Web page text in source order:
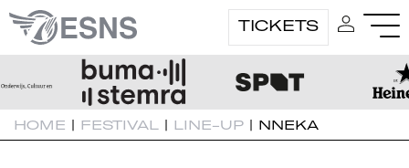
TICKETS
HOME | FESTIVAL | LINE-UP | NNEKA